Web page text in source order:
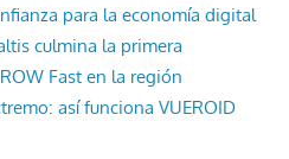
para la economía digital
culmina la primera
Fast en la región
así funciona VUEROID